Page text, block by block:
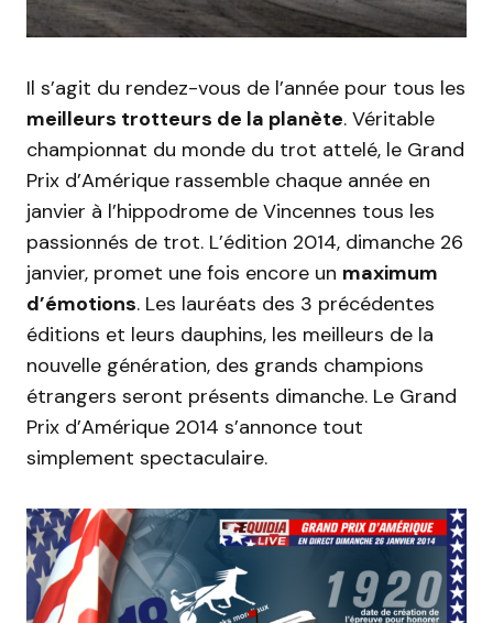
Il s’agit du rendez-vous de l’année pour tous les
meilleurs trotteurs de la planète. Véritable
championnat du monde du trot attelé, le Grand
Prix d’Amérique rassemble chaque année en
janvier à l’hippodrome de Vincennes tous les
passionnés de trot. L’édition 2014, dimanche 26
janvier, promet une fois encore un maximum
d’émotions. Les lauréats des 3 précédentes
éditions et leurs dauphins, les meilleurs de la
nouvelle génération, des grands champions
étrangers seront présents dimanche. Le Grand
Prix d’Amérique 2014 s’annonce tout
simplement spectaculaire.